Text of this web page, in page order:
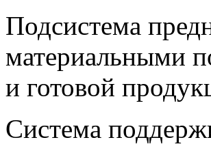
Подсистема
материальными
и готовой
Система